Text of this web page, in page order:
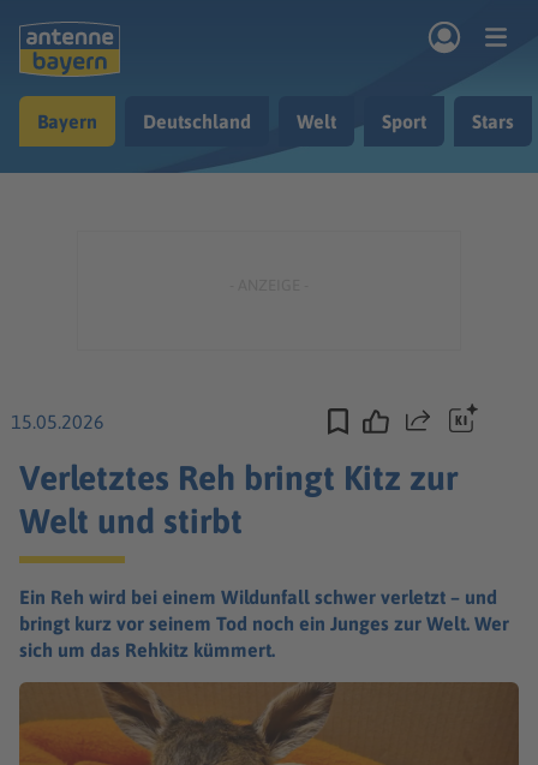
Musik & Radio
Bayern Deutschland Welt Sport Stars
15.05.2026 Teilen
Verletztes Reh bringt Kitz zur
Welt und stirbt
Ein Reh wird bei einem Wildunfall schwer verletzt – und
bringt kurz vor seinem Tod noch ein Junges zur Welt. Wer
sich um das Rehkitz kümmert.